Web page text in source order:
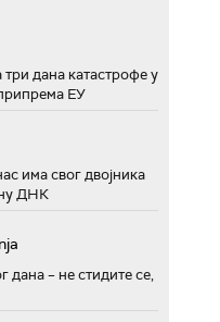
дана катастрофе у
ЕУ
има свог двојника
ДНК
дана – не стидите се,